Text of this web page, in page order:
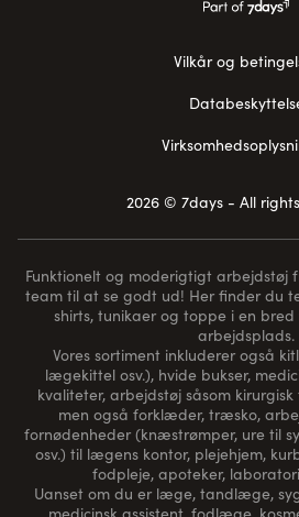
Vilkår og
2026 © 7days - All
Funktionelt og moderigtigt arbejdstøj
team til at se godt ud! Her finder du
shirts, tunikaer og toppe i en
arbejdsplads.
Vores sortiment inkluderer også
lægekittel osv.), hvide bukser,
kvaliteter, arbejdstøj såsom
men også forklæder, træsko,
fornødenheder (knæstrømper, ure til
osv.) til lægens kontor, plejehjem,
fodpleje, apoteker,
Uanset om du er læge, tandlæge,